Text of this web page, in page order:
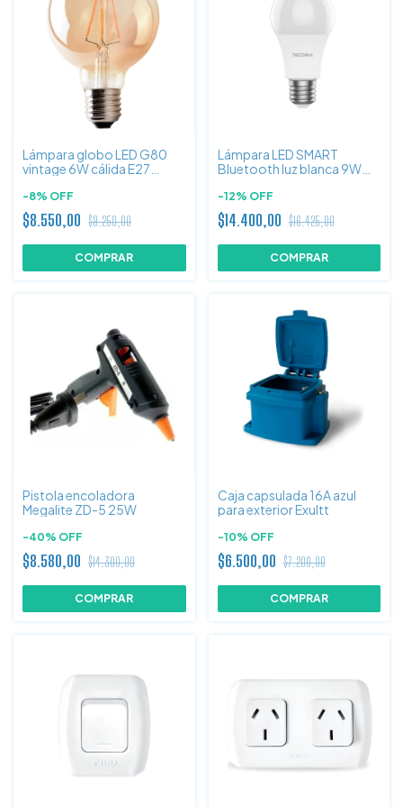
Lámpara globo LED G80
vintage 6W cálida E27
-8% OFF
$8.550,00 $9.250,00
Lámpara LED SMART
Bluetooth luz blanca 9W
-12% OFF
$14.400,00 $16.425,00
Pistola encoladora
Megalite ZD-5 25W
-40% OFF
$8.580,00 $14.300,00
Caja capsulada 16A azul
para exterior Exultt
-10% OFF
$6.500,00 $7.200,00